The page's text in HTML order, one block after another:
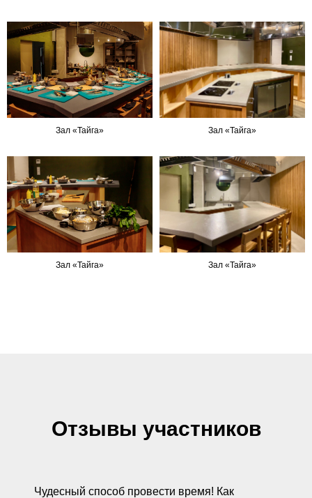
Зал «Тайга» Зал «Тайга»
Зал «Тайга» Зал «Тайга»
Отзывы участников
Чудесный способ провести время! Как